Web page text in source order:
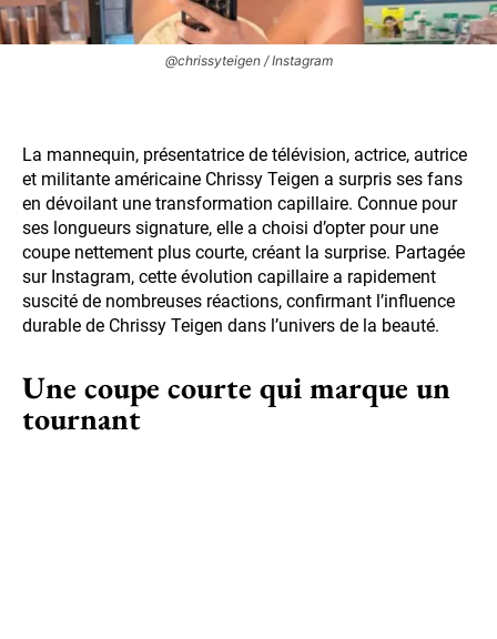
@chrissyteigen / Instagram
La mannequin, présentatrice de télévision, actrice, autrice
et militante américaine Chrissy Teigen a surpris ses fans
en dévoilant une transformation capillaire. Connue pour
ses longueurs signature, elle a choisi d’opter pour une
coupe nettement plus courte, créant la surprise. Partagée
sur Instagram, cette évolution capillaire a rapidement
suscité de nombreuses réactions, confirmant l’influence
durable de Chrissy Teigen dans l’univers de la beauté.
Une coupe courte qui marque un
tournant